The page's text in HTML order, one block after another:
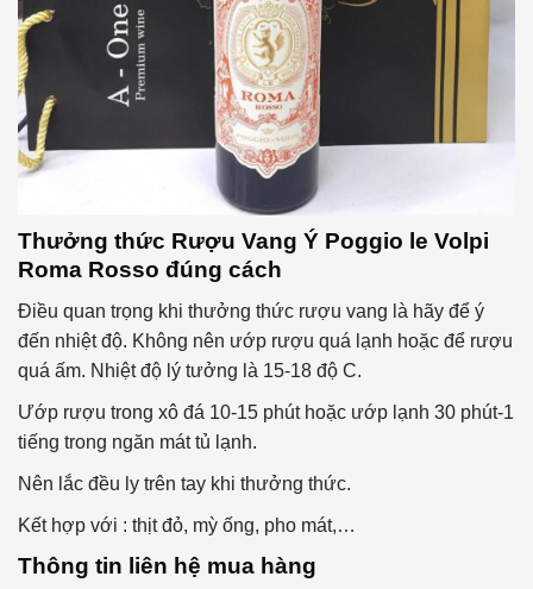
Thưởng thức Rượu Vang Ý Poggio le Volpi
Roma Rosso đúng cách
Điều quan trọng khi thưởng thức rượu vang là hãy để ý
đến nhiệt độ. Không nên ướp rượu quá lạnh hoặc để rượu
quá ấm. Nhiệt độ lý tưởng là 15-18 độ C.
Ướp rượu trong xô đá 10-15 phút hoặc ướp lạnh 30 phút-1
tiếng trong ngăn mát tủ lạnh.
Nên lắc đều ly trên tay khi thưởng thức.
Kết hợp với : thịt đỏ, mỳ ống, pho mát,…
Thông tin liên hệ mua hàng